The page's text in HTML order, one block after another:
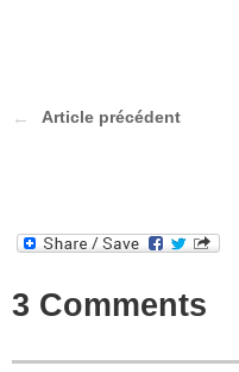
Article précédent
3 Comments